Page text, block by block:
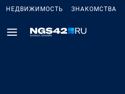
НЕДВИЖИМОСТЬ ЗНАКОМСТВА